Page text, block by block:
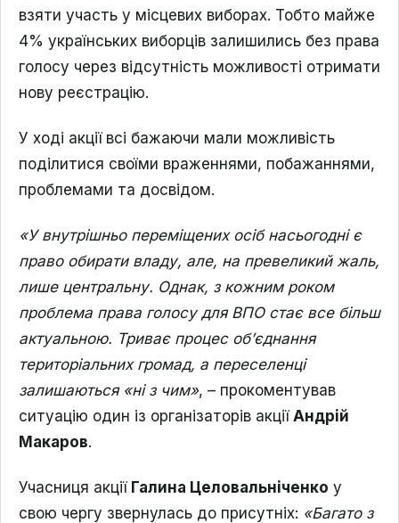
взяти участь у місцевих виборах. Тобто майже
4% українських виборців залишились без права
голосу через відсутність можливості отримати
нову реєстрацію.
У ході акції всі бажаючи мали можливість
поділитися своїми враженнями, побажаннями,
проблемами та досвідом.
«У внутрішньо переміщених осіб насьогодні є
право обирати владу, але, на превеликий жаль,
лише центральну. Однак, з кожним роком
проблема права голосу для ВПО стає все більш
актуальною. Триває процес об’єднання
територіальних громад, а переселенці
залишаються «ні з чим», – прокоментував
ситуацію один із організаторів акції Андрій
Макаров.
Учасниця акції Галина Целовальніченко у
свою чергу звернулась до присутніх: «Багато з